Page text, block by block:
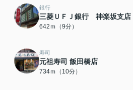
銀行
三菱ＵＦＪ銀行 神楽坂支店
642ｍ（9分）
寿司
元祖寿司 飯田橋店
734ｍ（10分）